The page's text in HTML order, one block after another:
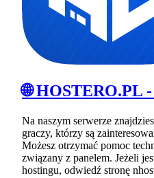
🌐 HOSTERO.PL
Na naszym serwerze
graczy, którzy są
Możesz otrzymać pomoc
związany z panelem. Jeżeli
hostingu, odwiedź stronę